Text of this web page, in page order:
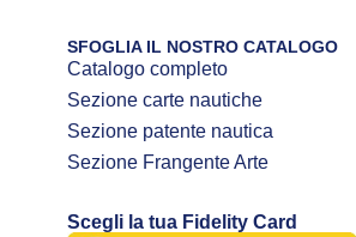
SFOGLIA IL NOSTRO CATALOGO
Catalogo completo
Sezione carte nautiche
Sezione patente nautica
Sezione Frangente Arte
Scegli la tua Fidelity Card